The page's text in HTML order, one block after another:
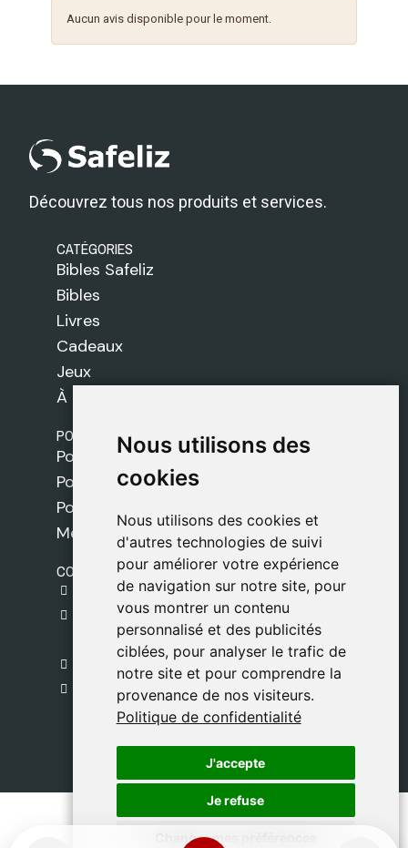
Nous utilisons des
cookies
Nous utilisons des cookies et
d'autres technologies de suivi
pour améliorer votre expérience
de navigation sur notre site, pour
vous montrer un contenu
personnalisé et des publicités
ciblées, pour analyser le trafic de
notre site et pour comprendre la
provenance de nos visiteurs.
Politique de confidentialité
J'accepte
Je refuse
Changer mes préférences
Nous utilisons des
cookies
Nous utilisons des cookies et
d'autres technologies de suivi
pour améliorer votre expérience
de navigation sur notre site, pour
vous montrer un contenu
personnalisé et des publicités
ciblées, pour analyser le trafic de
notre site et pour comprendre la
provenance de nos visiteurs.
Politique de confidentialité
J'accepte
Je refuse
Changer mes préférences
Aucun avis disponible pour le moment.
Découvrez tous nos produits et services.
CATÉGORIES
Bibles Safeliz
Bibles
Livres
Cadeaux
Jeux
À propos de nous
POLITIQUES
Politique de livraison
Politique de cookies
Politique de confidentialité
Mentions légales
CONTACT
gestion@safeliz.com
C. del Pradillo, 6, 28770 Colmenar Viejo,
Madrid
+34 918 459 877
09:00 - 13:00